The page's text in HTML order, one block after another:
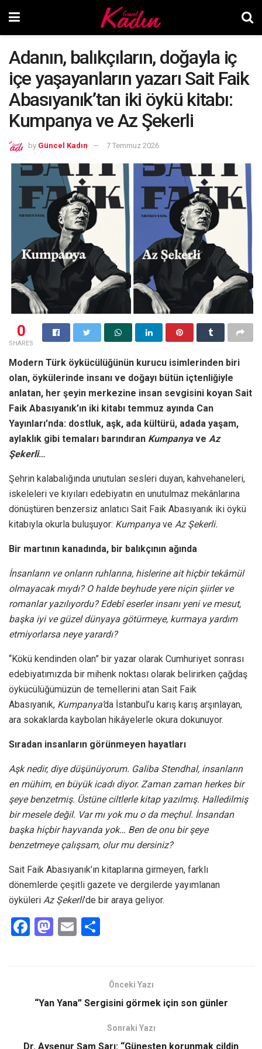
Adanın, balıkçıların, doğayla iç
içe yaşayanların yazarı Sait Faik
Abasıyanık’tan iki öykü kitabı:
Kumpanya ve Az Şekerli
by Güncel Kadın 7 Temmuz 2026
0
SHARES
Modern Türk öykücülüğünün kurucu isimlerinden biri
olan, öykülerinde insanı ve doğayı bütün içtenliğiyle
anlatan, her şeyin merkezine insan sevgisini koyan Sait
Faik Abasıyanık’ın iki kitabı temmuz ayında Can
Yayınları’nda: dostluk, aşk, ada kültürü, adada yaşam,
aylaklık gibi temaları barındıran Kumpanyave Az
Şekerli…
Şehrin kalabalığında unutulan sesleri duyan, kahvehaneleri,
iskeleleri ve kıyıları edebiyatın en unutulmaz mekânlarına
dönüştüren benzersiz anlatıcı Sait Faik Abasıyanık iki öykü
kitabıyla okurla buluşuyor: Kumpanya ve Az Şekerli.
Bir martının kanadında, bir balıkçının ağında
İnsanların ve onların ruhlarına, hislerine ait hiçbir tekâmül
olmayacak mıydı? O halde beyhude yere niçin şiirler ve
romanlar yazılıyordu? Edebî eserler insanı yeni ve mesut,
başka iyi ve güzel dünyaya götürmeye, kurmaya yardım
etmiyorlarsa neye yarardı?
“Kökü kendinden olan” bir yazar olarak Cumhuriyet sonrası
edebiyatımızda bir mihenk noktası olarak belirirken çağdaş
öykücülüğümüzün de temellerini atan Sait Faik
Abasıyanık, Kumpanya’da İstanbul’u karış karış arşınlayan,
ara sokaklarda kaybolan hikâyelerle okura dokunuyor.
Sıradan insanların görünmeyen hayatları
Aşk nedir, diye düşünüyorum. Galiba Stendhal, insanların
en mühim, en büyük icadı diyor. Zaman zaman herkes bir
şeye benzetmiş. Üstüne ciltlerle kitap yazılmış. Halledilmiş
bir mesele değil. Var mı yok mu o da meçhul. İnsandan
başka hiçbir hayvanda yok… Ben de onu bir şeye
benzetmeye çalışsam, olur mu dersiniz?
Sait Faik Abasıyanık’ın kitaplarına girmeyen, farklı
dönemlerde çeşitli gazete ve dergilerde yayımlanan
öyküleri Az Şekerli’de bir araya geliyor.
F
o
k
M
d
n
E
Önceki Yazı
“Yan Yana” Sergisini görmek için son günler
Sonraki Yazı
Dr. Ayşenur Şam Sarı: “Güneşten korunmak cildin